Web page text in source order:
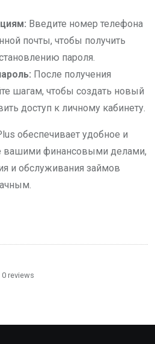
Введите номер телефона
почты, чтобы получить
пароля.
После получения
шагам, чтобы создать новый
доступ к личному кабинету.
обеспечивает удобное и
вашими финансовыми делами,
и обслуживания займов
0 reviews